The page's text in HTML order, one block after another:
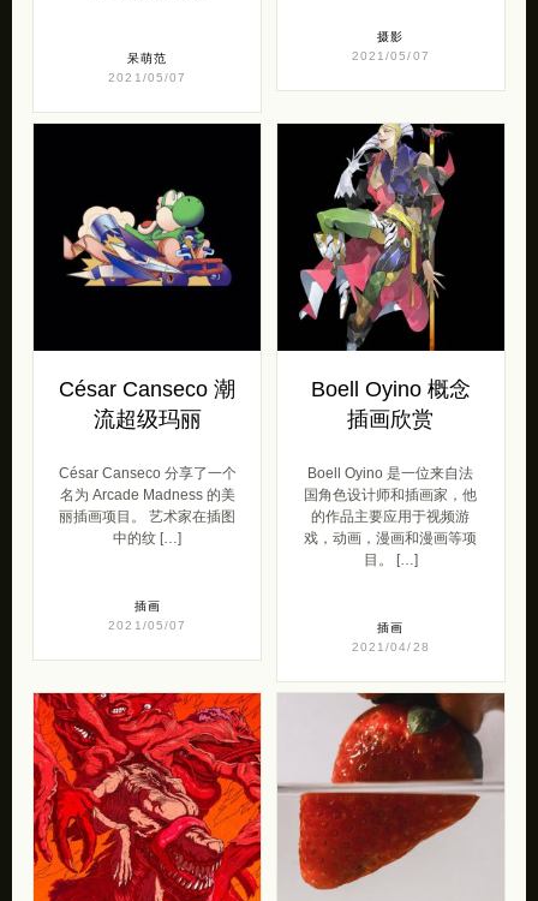
呆萌范
2021/05/07
摄影
2021/05/07
César Canseco 潮
流超级玛丽
César Canseco 分享了一个
名为 Arcade Madness 的美
丽插画项目。 艺术家在插图
中的纹 […]
插画
2021/05/07
Boell Oyino 概念
插画欣赏
Boell Oyino 是一位来自法
国角色设计师和插画家，他
的作品主要应用于视频游
戏，动画，漫画和漫画等项
目。 […]
插画
2021/04/28